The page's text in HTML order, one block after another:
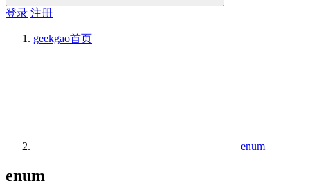
登录 注册
geekgao首页
enum
enum